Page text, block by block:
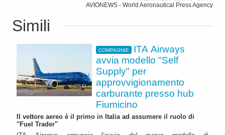
AVIONEWS - World Aeronautical Press Agency
Simili
COMPAGNIE
ITA Airways
avvia modello "Self
Supply" per
approvvigionamento
carburante presso hub
Fiumicino
Il vettore aereo è il primo in Italia ad assumere il ruolo di
"Fuel Trader"